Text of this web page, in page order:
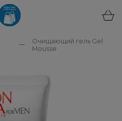
Очищающий гель Gel
Mousse